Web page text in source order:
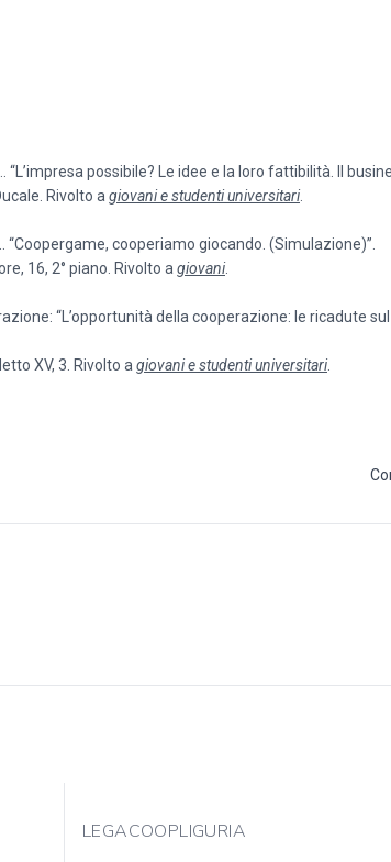
“L’impresa possibile? Le idee e la loro fattibilità. Il
Rivolto a giovani e studenti universitari.
“Coopergame, cooperiamo giocando. (Simulazione)”.
16, 2° piano. Rivolto a giovani.
“L’opportunità della cooperazione: le ricadute
XV, 3. Rivolto a giovani e studenti universitari.
LEGACOOPLIGURIA